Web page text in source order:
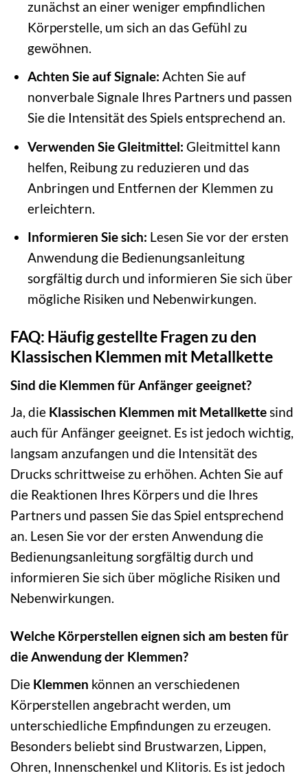
zunächst an einer weniger empfindlichen
Körperstelle, um sich an das Gefühl zu
gewöhnen.
Achten Sie auf Signale: Achten Sie auf
nonverbale Signale Ihres Partners und passen
Sie die Intensität des Spiels entsprechend an.
Verwenden Sie Gleitmittel: Gleitmittel kann
helfen, Reibung zu reduzieren und das
Anbringen und Entfernen der Klemmen zu
erleichtern.
Informieren Sie sich: Lesen Sie vor der ersten
Anwendung die Bedienungsanleitung
sorgfältig durch und informieren Sie sich über
mögliche Risiken und Nebenwirkungen.
FAQ: Häufig gestellte Fragen zu den
Klassischen Klemmen mit Metallkette
Sind die Klemmen für Anfänger geeignet?
Ja, die Klassischen Klemmen mit Metallkettesind
auch für Anfänger geeignet. Es ist jedoch wichtig,
langsam anzufangen und die Intensität des
Drucks schrittweise zu erhöhen. Achten Sie auf
die Reaktionen Ihres Körpers und die Ihres
Partners und passen Sie das Spiel entsprechend
an. Lesen Sie vor der ersten Anwendung die
Bedienungsanleitung sorgfältig durch und
informieren Sie sich über mögliche Risiken und
Nebenwirkungen.
Welche Körperstellen eignen sich am besten für
die Anwendung der Klemmen?
Die Klemmen können an verschiedenen
Körperstellen angebracht werden, um
unterschiedliche Empfindungen zu erzeugen.
Besonders beliebt sind Brustwarzen, Lippen,
Ohren, Innenschenkel und Klitoris. Es ist jedoch